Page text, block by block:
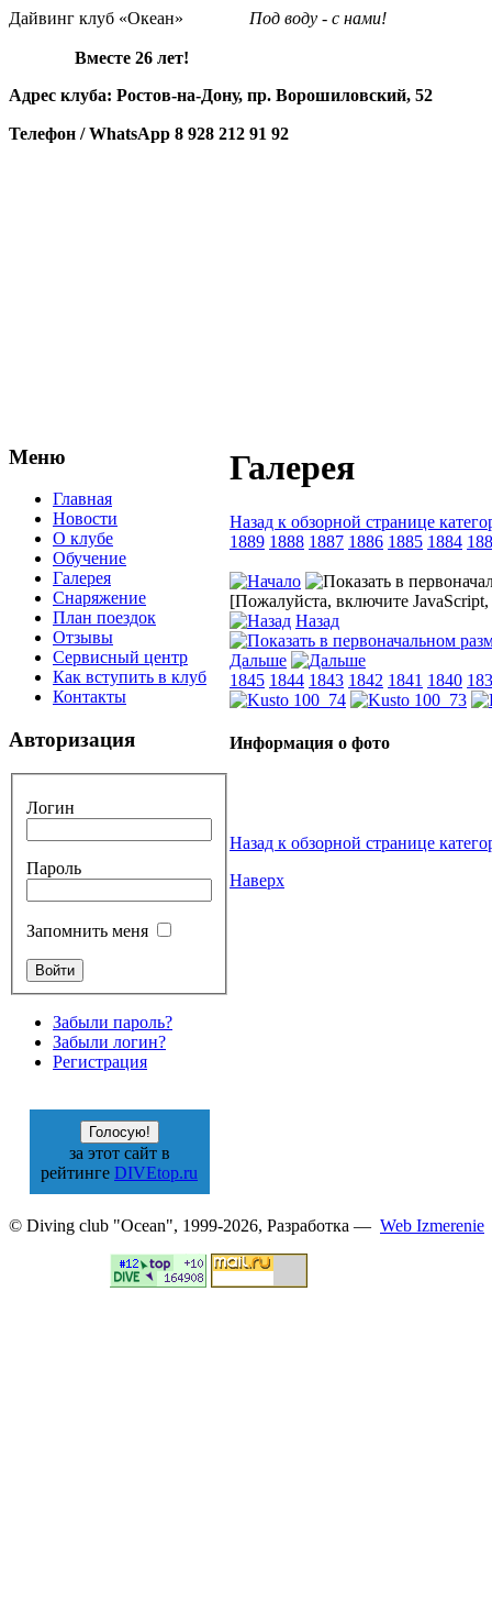
Дайвинг клуб «Океан» Под воду - с нами!
Вместе 26 лет!
Адрес клуба: Ростов-на-Дону, пр. Ворошиловский, 52
Телефон / WhatsApp 8 928 212 91 92
Меню
Главная
Новости
О клубе
Обучение
Галерея
Снаряжение
План поездок
Отзывы
Сервисный центр
Как вступить в клуб
Контакты
Авторизация
Логин
Пароль
Запомнить меня
Забыли пароль?
Забыли логин?
Регистрация
за этот сайт в
рейтинге DIVEtop.ru
Галерея
Назад к обзорной странице
1889 1888 1887 1886 1885 1884
[Пожалуйста, включите
Назад
Дальше
1845 1844 1843 1842 1841 1840
Информация о фото
Назад к обзорной странице
Наверх
© Diving club "Ocean", 1999-2026, Разработка — Web Izmerenie